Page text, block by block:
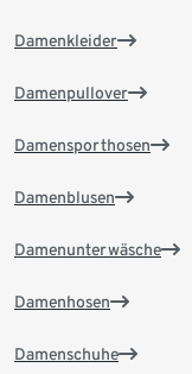
Damenkleider
Damenpullover
Damensporthosen
Damenblusen
Damenunterwäsche
Damenhosen
Damenschuhe